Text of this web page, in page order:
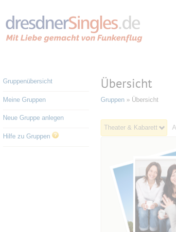
Gruppenübersicht
Meine Gruppen
Neue Gruppe anlegen
Hilfe zu Gruppen
Übersicht
Gruppen» Übersicht
Theater & Kabarett